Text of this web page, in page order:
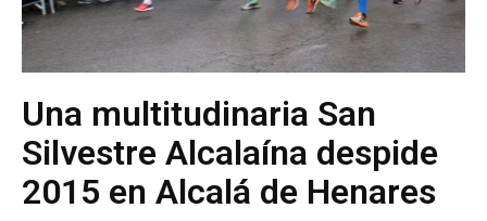
Una multitudinaria San
Silvestre Alcalaína despide
2015 en Alcalá de Henares